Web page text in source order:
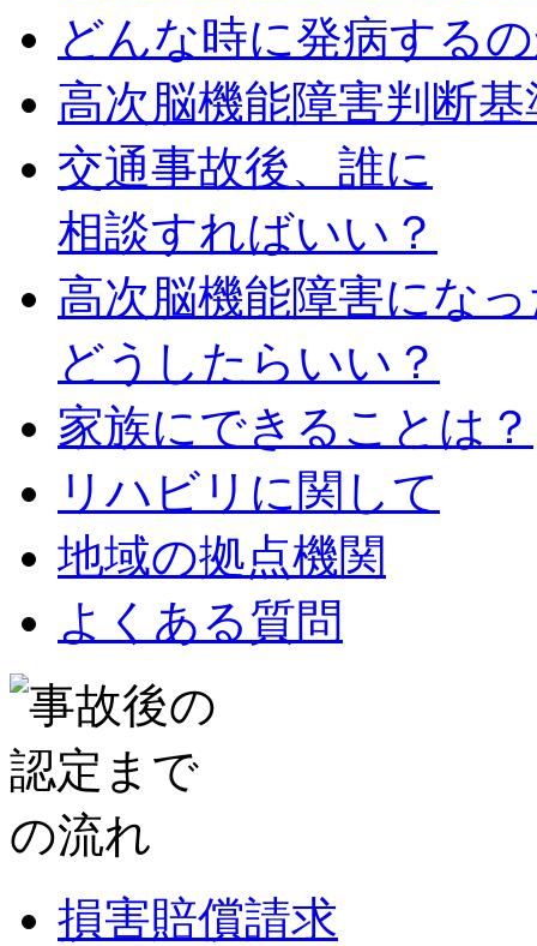
どんな時に発病する
高次脳機能障害判断基
交通事故後、誰に
相談すればいい？
高次脳機能障害にな
どうしたらいい？
家族にできることは？
リハビリに関して
地域の拠点機関
よくある質問
損害賠償請求